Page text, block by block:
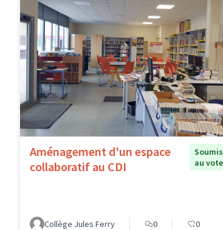
Aménagement d'un espace
collaboratif au CDI
Soumis
au vote
Collège Jules Ferry 0 0